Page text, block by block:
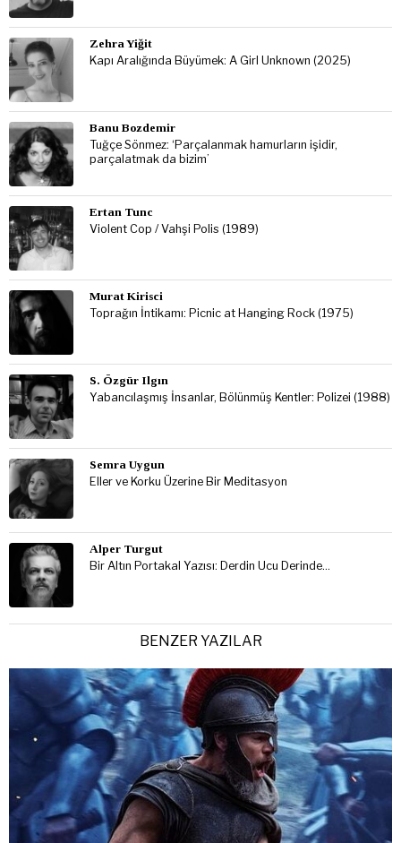
Zehra Yiğit
Kapı Aralığında Büyümek: A Girl Unknown (2025)
Banu Bozdemir
Tuğçe Sönmez: ‘Parçalanmak hamurların işidir,
parçalatmak da bizim’
Ertan Tunc
Violent Cop / Vahşi Polis (1989)
Murat Kirisci
Toprağın İntikamı: Picnic at Hanging Rock (1975)
S. Özgür Ilgın
Yabancılaşmış İnsanlar, Bölünmüş Kentler: Polizei (1988)
Semra Uygun
Eller ve Korku Üzerine Bir Meditasyon
Alper Turgut
Bir Altın Portakal Yazısı: Derdin Ucu Derinde…
BENZER YAZILAR